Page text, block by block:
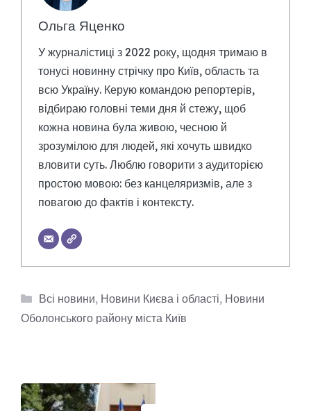
Ольга Яценко
У журналістиці з 2022 року, щодня тримаю в
тонусі новинну стрічку про Київ, область та
всю Україну. Керую командою репортерів,
відбираю головні теми дня й стежу, щоб
кожна новина була живою, чесною й
зрозумілою для людей, які хочуть швидко
вловити суть. Люблю говорити з аудиторією
простою мовою: без канцеляризмів, але з
повагою до фактів і контексту.
Категорії
Всі новини, Новини Києва і області, Новини
Оболонського району міста Київ